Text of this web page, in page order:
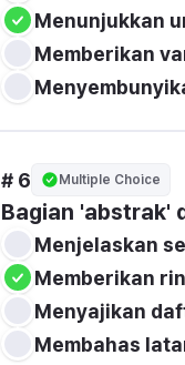
Menunjukkan
Memberikan
# 6 Multiple Choice
Bagian 'abstrak'
Menjelaskan
Memberikan
Menyajikan
Membahas